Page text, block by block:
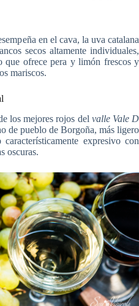
en el cava, la uva catalana
secos altamente individuales,
que ofrece pera y limón frescos y
mariscos.
los mejores rojos del valle Vale D
de pueblo de Borgoña, más ligero
expresivo con
oscuras.